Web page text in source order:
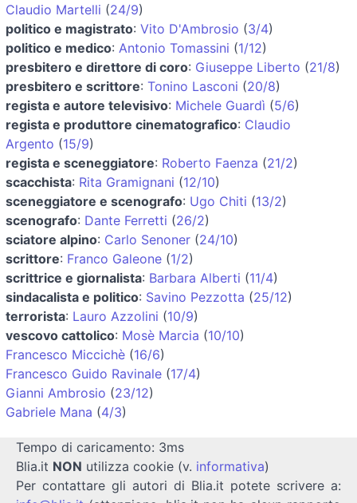
Claudio Martelli (24/9)
politico e magistrato: Vito D'Ambrosio (3/4)
politico e medico: Antonio Tomassini (1/12)
presbitero e direttore di coro: Giuseppe Liberto (21/8)
presbitero e scrittore: Tonino Lasconi (20/8)
regista e autore televisivo: Michele Guardì (5/6)
regista e produttore cinematografico: Claudio
Argento (15/9)
regista e sceneggiatore: Roberto Faenza (21/2)
scacchista: Rita Gramignani (12/10)
sceneggiatore e scenografo: Ugo Chiti (13/2)
scenografo: Dante Ferretti (26/2)
sciatore alpino: Carlo Senoner (24/10)
scrittore: Franco Galeone (1/2)
scrittrice e giornalista: Barbara Alberti (11/4)
sindacalista e politico: Savino Pezzotta (25/12)
terrorista: Lauro Azzolini (10/9)
vescovo cattolico: Mosè Marcia (10/10)
Francesco Miccichè (16/6)
Francesco Guido Ravinale (17/4)
Gianni Ambrosio (23/12)
Gabriele Mana (4/3)
Tempo di caricamento: 3ms
Blia.it NON utilizza cookie (v. informativa)
Per contattare gli autori di Blia.it potete scrivere a: